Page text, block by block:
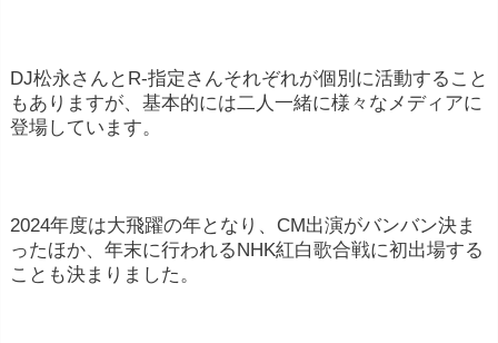
DJ松永さんとR-指定さんそれぞれが個別に活動すること
もありますが、基本的には二人一緒に様々なメディアに
登場しています。
2024年度は大飛躍の年となり、CM出演がバンバン決ま
ったほか、年末に行われるNHK紅白歌合戦に初出場する
ことも決まりました。